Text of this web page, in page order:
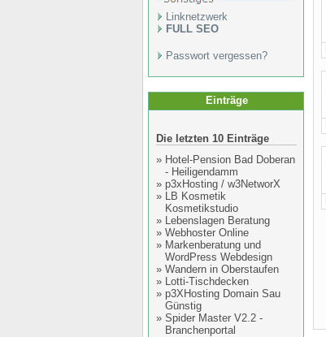
Linknetzwerk
FULL SEO
Passwort vergessen?
Einträge
Die letzten 10 Einträge
» Hotel-Pension Bad Doberan
- Heiligendamm
» p3xHosting / w3NetworX
» LB Kosmetik
Kosmetikstudio
» Lebenslagen Beratung
» Webhoster Online
» Markenberatung und
WordPress Webdesign
» Wandern in Oberstaufen
» Lotti-Tischdecken
» p3XHosting Domain Sau
Günstig
» Spider Master V2.2 -
Branchenportal